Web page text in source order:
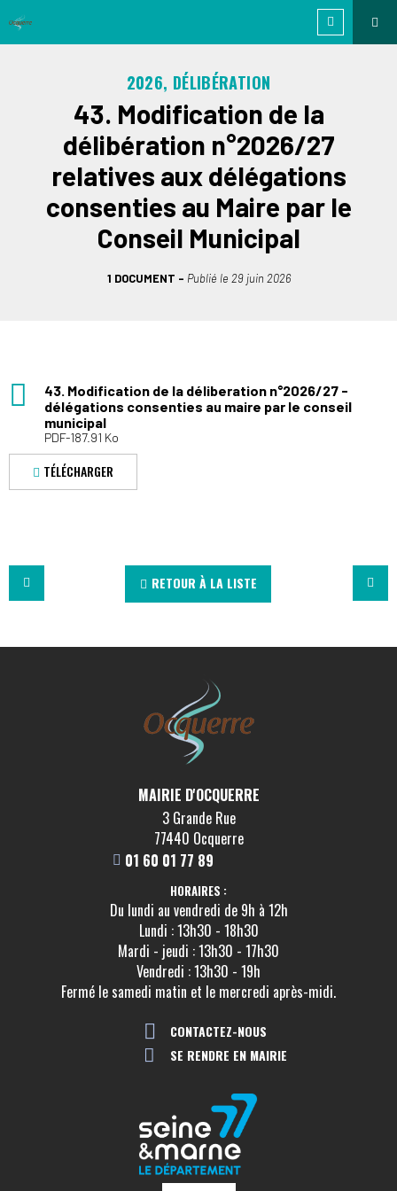
2026, DÉLIBÉRATION
43. Modification de la
délibération n°2026/27
relatives aux délégations
consenties au Maire par le
Conseil Municipal
1 DOCUMENT Publié le 29 juin 2026
43. Modification de la déliberation n°2026/27 -
délégations consenties au maire par le conseil
municipal
PDF-187.91 Ko
TÉLÉCHARGER
RETOUR À LA LISTE
MAIRIE D'OCQUERRE
3 Grande Rue
77440 Ocquerre
01 60 01 77 89
HORAIRES :
Du lundi au vendredi de 9h à 12h
Lundi : 13h30 - 18h30
Mardi - jeudi : 13h30 - 17h30
Vendredi : 13h30 - 19h
Fermé le samedi matin et le mercredi après-midi.
CONTACTEZ-NOUS
SE RENDRE EN MAIRIE